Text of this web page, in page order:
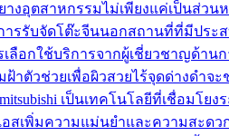
างอุตสาหกรรมไม่เพียงแค่เป็นส่วน
ารรับจัดโต๊ะจีนนอกสถานที่ที่มีประ
เลือกใช้บริการจากผู้เชี่ยวชาญด้าน
ฝ้าตัวช่วยเพื่อผิวสวยไร้จุดด่างดำจ
เป็นเทคโนโลยีที่เชื่อมโย
อสเพิ่มความแม่นยำและความสะดว